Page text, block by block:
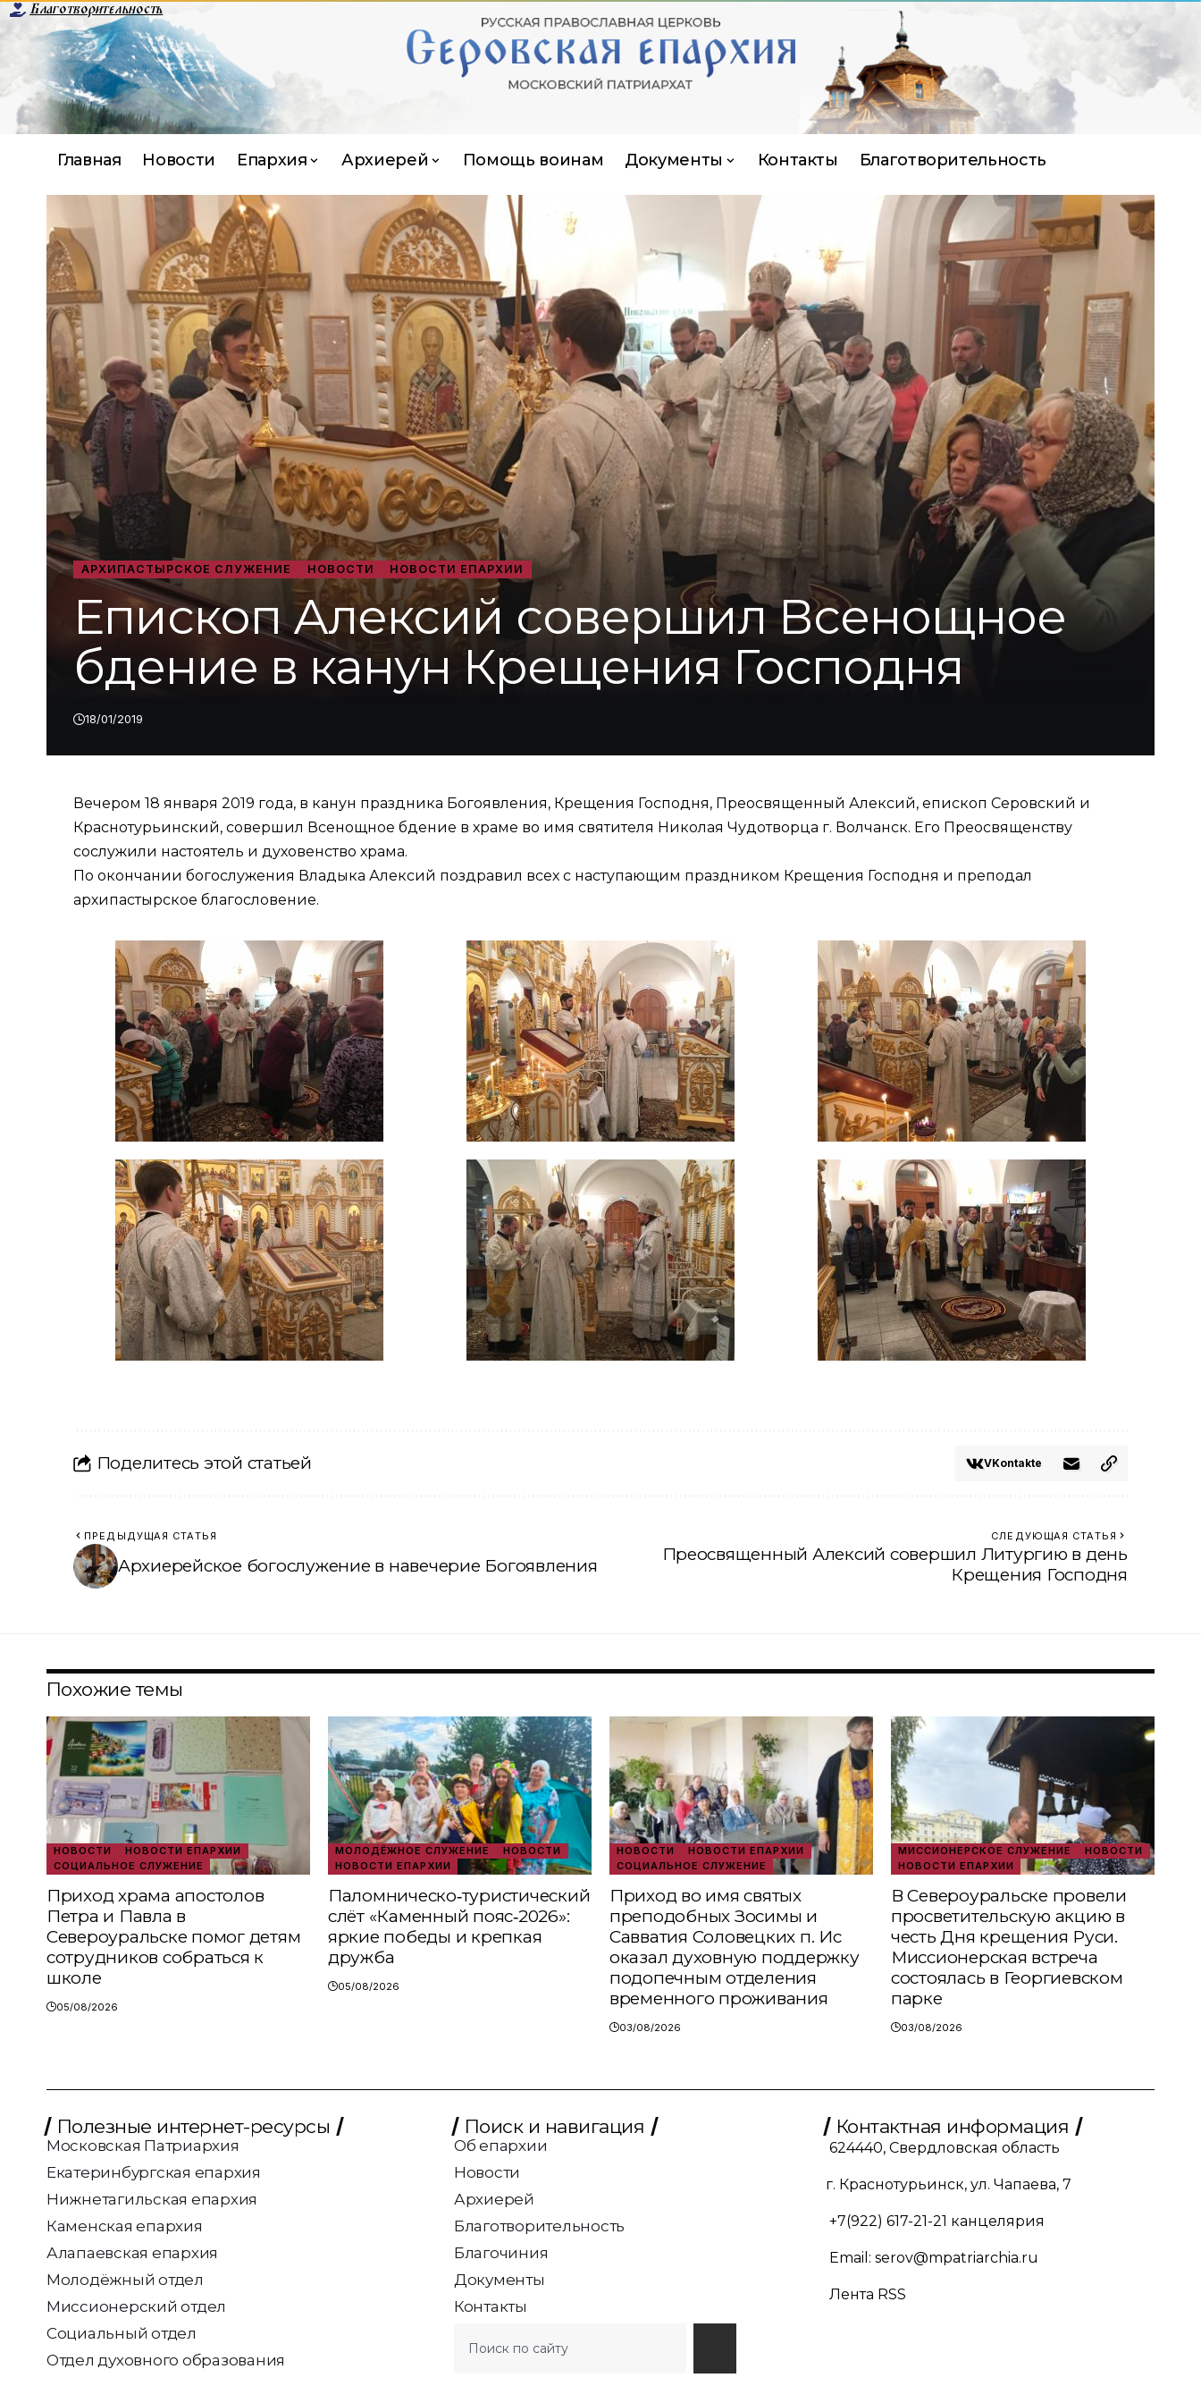
Благотворительность
Главная Новости Епархия Архиерей Помощь воинам Документы Контакты Благотворительность
АРХИПАСТЫРСКОЕ СЛУЖЕНИЕ НОВОСТИ НОВОСТИ ЕПАРХИИ
Епископ Алексий совершил Всенощное
бдение в канун Крещения Господня
18/01/2019
Вечером 18 января 2019 года, в канун праздника Богоявления, Крещения Господня, Преосвященный Алексий, епископ Серовский и
Краснотурьинский, совершил Всенощное бдение в храме во имя святителя Николая Чудотворца г. Волчанск. Его Преосвященству
сослужили настоятель и духовенство храма.
По окончании богослужения Владыка Алексий поздравил всех с наступающим праздником Крещения Господня и преподал
архипастырское благословение.
Поделитесь этой статьей VKontakte
ПРЕДЫДУЩАЯ СТАТЬЯ
Архиерейское богослужение в навечерие Богоявления
СЛЕДУЮЩАЯ СТАТЬЯ
Преосвященный Алексий совершил Литургию в день
Крещения Господня
Похожие темы
НОВОСТИ
НОВОСТИ ЕПАРХИИ
СОЦИАЛЬНОЕ СЛУЖЕНИЕ
Приход храма апостолов
Петра и Павла в
Североуральске помог детям
сотрудников собраться к
школе
05/08/2026
МОЛОДЁЖНОЕ СЛУЖЕНИЕ
НОВОСТИ
НОВОСТИ ЕПАРХИИ
Паломническо‑туристический
слёт «Каменный пояс‑2026»:
яркие победы и крепкая
дружба
05/08/2026
НОВОСТИ
НОВОСТИ ЕПАРХИИ
СОЦИАЛЬНОЕ СЛУЖЕНИЕ
Приход во имя святых
преподобных Зосимы и
Савватия Соловецких п. Ис
оказал духовную поддержку
подопечным отделения
временного проживания
03/08/2026
МИССИОНЕРСКОЕ СЛУЖЕНИЕ
НОВОСТИ
НОВОСТИ ЕПАРХИИ
В Североуральске провели
просветительскую акцию в
честь Дня крещения Руси.
Миссионерская встреча
состоялась в Георгиевском
парке
03/08/2026
Полезные интернет-ресурсы
Московская Патриархия
Екатеринбургская епархия
Нижнетагильская епархия
Каменская епархия
Алапаевская епархия
Молодёжный отдел
Миссионерский отдел
Социальный отдел
Отдел духовного образования
Поиск и навигация
Об епархии
Новости
Архиерей
Благотворительность
Благочиния
Документы
Контакты
Контактная информация
624440, Свердловская область
г. Краснотурьинск, ул. Чапаева, 7
+7(922) 617-21-21 канцелярия
Email: serov@mpatriarchia.ru
Лента RSS